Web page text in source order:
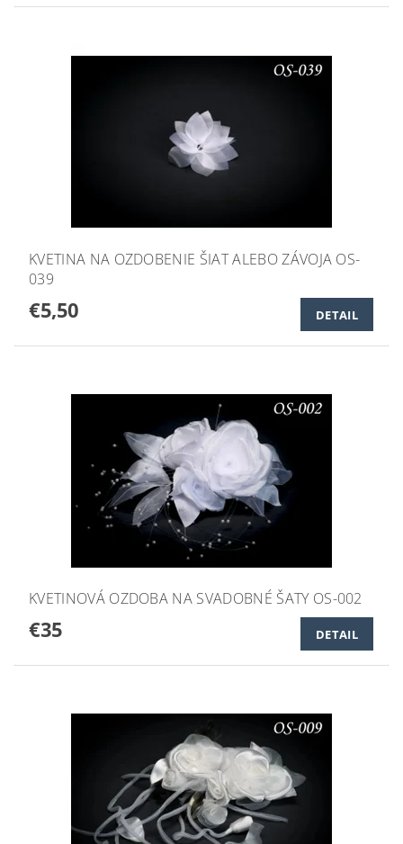
KVETINA NA OZDOBENIE ŠIAT ALEBO ZÁVOJA OS-
039
€5,50 DETAIL
KVETINOVÁ OZDOBA NA SVADOBNÉ ŠATY OS-002
€35 DETAIL